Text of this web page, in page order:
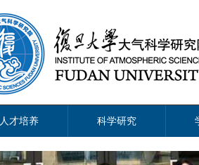
人才培养 科学研究